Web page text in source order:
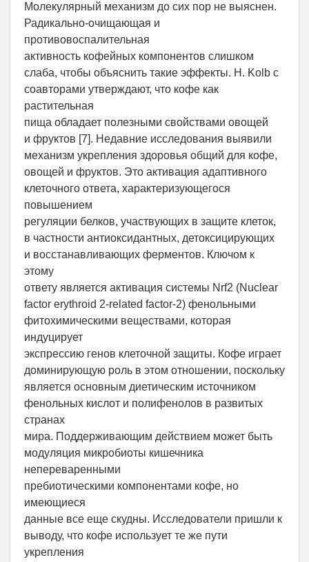
Молекулярный механизм до сих пор не выяснен.
Радикально-очищающая и
противовоспалительная
активность кофейных компонентов слишком
слаба, чтобы объяснить такие эффекты. H. Kolb с
соавторами утверждают, что кофе как
растительная
пища обладает полезными свойствами овощей
и фруктов [7]. Недавние исследования выявили
механизм укрепления здоровья общий для кофе,
овощей и фруктов. Это активация адаптивного
клеточного ответа, характеризующегося
повышением
регуляции белков, участвующих в защите клеток,
в частности антиоксидантных, детоксицирующих
и восстанавливающих ферментов. Ключом к
этому
ответу является активация системы Nrf2 (Nuclear
factor erythroid 2-related factor-2) фенольными
фитохимическими веществами, которая
индуцирует
экспрессию генов клеточной защиты. Кофе играет
доминирующую роль в этом отношении, поскольку
является основным диетическим источником
фенольных кислот и полифенолов в развитых
странах
мира. Поддерживающим действием может быть
модуляция микробиоты кишечника
непереваренными
пребиотическими компонентами кофе, но
имеющиеся
данные все еще скудны. Исследователи пришли к
выводу, что кофе использует те же пути
укрепления